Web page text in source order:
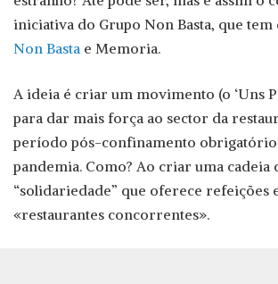
iniciativa do Grupo Non Basta, que tem
Non Basta e Memoria.
A ideia é criar um movimento (o ‘Uns
para dar mais força ao sector da
período pós-confinamento obrigatório
pandemia. Como? Ao criar uma cadeia
“solidariedade” que oferece refeições
«restaurantes concorrentes».